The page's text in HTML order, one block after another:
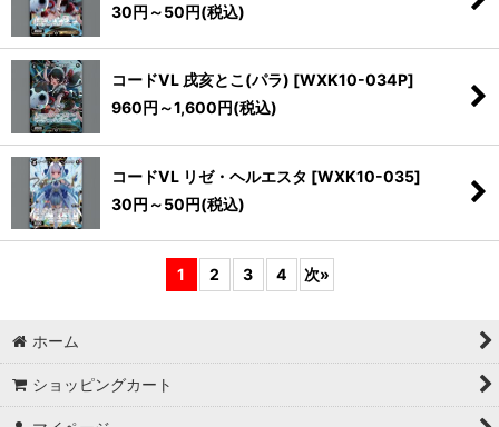
30円 ～50円(税込)
コードVL 戌亥とこ(パラ) [WXK10-034P]
960円 ～1,600円(税込)
コードVL リゼ・ヘルエスタ [WXK10-035]
30円 ～50円(税込)
1 2 3 4 次»
ホーム
ショッピングカート